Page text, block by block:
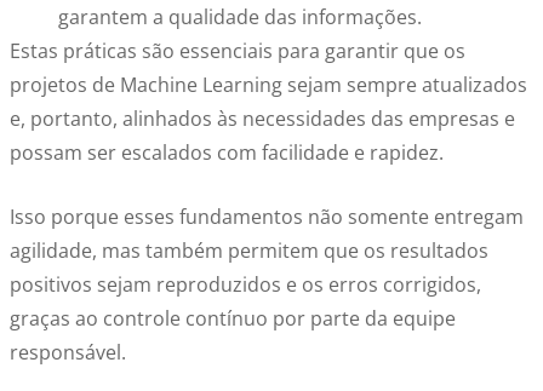
garantem a qualidade das informações.
Estas práticas são essenciais para garantir que os
projetos de Machine Learning sejam sempre atualizados
e, portanto, alinhados às necessidades das empresas e
possam ser escalados com facilidade e rapidez.
Isso porque esses fundamentos não somente entregam
agilidade, mas também permitem que os resultados
positivos sejam reproduzidos e os erros corrigidos,
graças ao controle contínuo por parte da equipe
responsável.